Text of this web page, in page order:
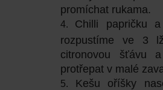
promíchat rukama.
Chilli papričku
rozpustíme ve 3
citronovou šťávu
protřepat v malé
Kešu oříšky